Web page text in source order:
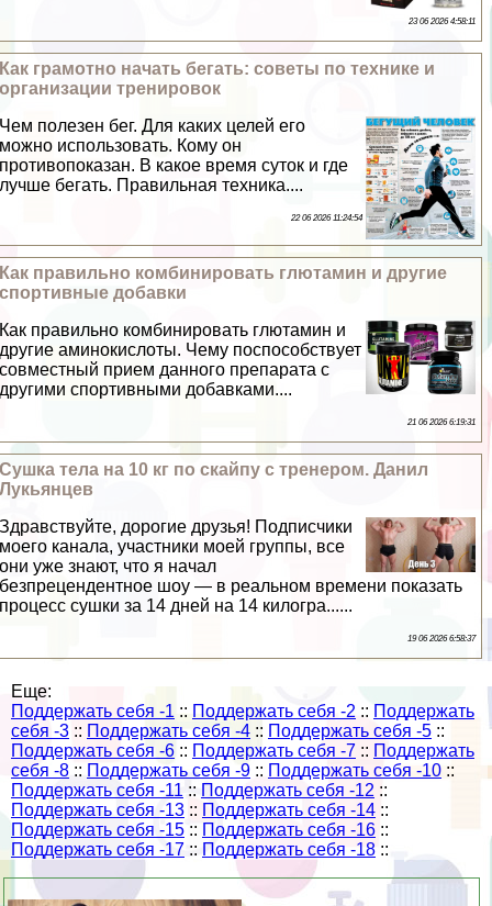
23 06 2026 4:58:11
Как грамотно начать бегать: советы по технике и
организации тренировок
Чем полезен бег. Для каких целей его
можно использовать. Кому он
противопоказан. В какое время суток и где
лучше бегать. Правильная техника....
22 06 2026 11:24:54
Как правильно комбинировать глютамин и другие
спортивные добавки
Как правильно комбинировать глютамин и
другие аминокислоты. Чему поспособствует
совместный прием данного препарата с
другими спортивными добавками....
21 06 2026 6:19:31
Сушка тела на 10 кг по скайпу с тренером. Данил
Лукьянцев
Здравствуйте, дорогие друзья! Подписчики
моего канала, участники моей группы, все
они уже знают, что я начал
безпрецендентное шоу — в реальном времени показать
процесс сушки за 14 дней на 14 килогра......
19 06 2026 6:58:37
Еще:
Поддержать себя -1 :: Поддержать себя -2 :: Поддержать
себя -3 :: Поддержать себя -4 :: Поддержать себя -5 ::
Поддержать себя -6 :: Поддержать себя -7 :: Поддержать
себя -8 :: Поддержать себя -9 :: Поддержать себя -10 ::
Поддержать себя -11 :: Поддержать себя -12 ::
Поддержать себя -13 :: Поддержать себя -14 ::
Поддержать себя -15 :: Поддержать себя -16 ::
Поддержать себя -17 :: Поддержать себя -18 ::